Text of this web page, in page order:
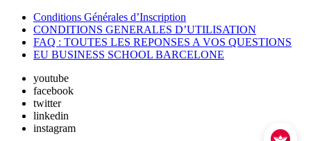
Conditions Générales d’Inscription
CONDITIONS GENERALES D’UTILISATION
FAQ : TOUTES LES REPONSES A VOS QUESTIONS
EU BUSINESS SCHOOL BARCELONE
youtube
facebook
twitter
linkedin
instagram